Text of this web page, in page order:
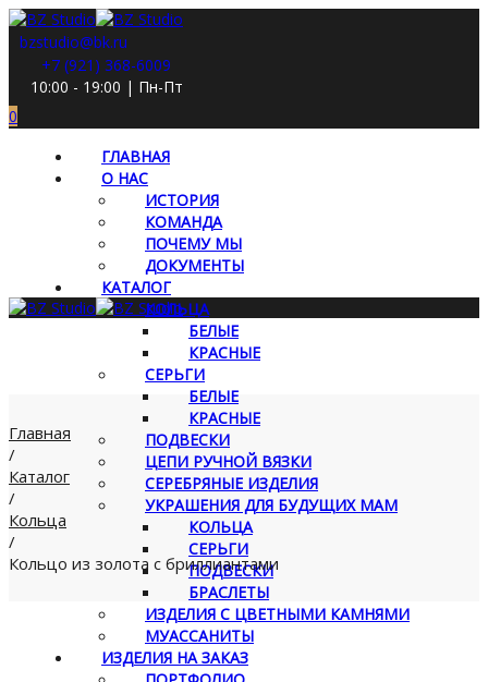
bzstudio@bk.ru
+7 (921) 368-6009
10:00 - 19:00 | Пн-Пт
0
ГЛАВНАЯ
О НАС
ИСТОРИЯ
КОМАНДА
ПОЧЕМУ МЫ
ДОКУМЕНТЫ
КАТАЛОГ
КОЛЬЦА
БЕЛЫЕ
КРАСНЫЕ
СЕРЬГИ
БЕЛЫЕ
КРАСНЫЕ
ПОДВЕСКИ
ЦЕПИ РУЧНОЙ ВЯЗКИ
СЕРЕБРЯНЫЕ ИЗДЕЛИЯ
УКРАШЕНИЯ ДЛЯ БУДУЩИХ МАМ
КОЛЬЦА
СЕРЬГИ
ПОДВЕСКИ
БРАСЛЕТЫ
ИЗДЕЛИЯ С ЦВЕТНЫМИ КАМНЯМИ
МУАССАНИТЫ
ИЗДЕЛИЯ НА ЗАКАЗ
Главная
/
Каталог
/
Кольца
/
Кольцо из золота с бриллиантами